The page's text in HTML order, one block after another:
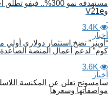
وV21e
3.4K
أخبار
كوم” لدعم أعمال المنصة الصاعدة
3.6K
أخبار
مواصفاتها وسعرها